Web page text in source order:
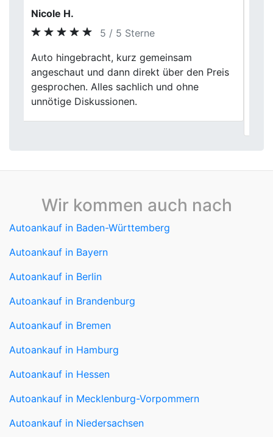
Burkhard S.
5 / 5 Sterne
Autoverkauf ohne Stress! First Car Center
hat meinen alten Wagen zu einem fairen
Preis gekauft. Die gesamte Abwicklung
war problemlos, und das Team war
Previous
Wir kommen auch nach
Autoankauf in Baden-Württemberg
Autoankauf in Bayern
Autoankauf in Berlin
Autoankauf in Brandenburg
Autoankauf in Bremen
Autoankauf in Hamburg
Autoankauf in Hessen
Autoankauf in Mecklenburg-Vorpommern
Autoankauf in Niedersachsen